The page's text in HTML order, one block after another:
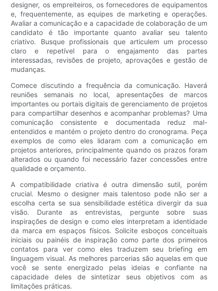
designer, os empreiteiros, os fornecedores de equipamentos
e, frequentemente, as equipes de marketing e operações.
Avaliar a comunicação e a capacidade de colaboração de um
candidato é tão importante quanto avaliar seu talento
criativo. Busque profissionais que articulem um processo
claro e repetível para o engajamento das partes
interessadas, revisões de projeto, aprovações e gestão de
mudanças.
Comece discutindo a frequência da comunicação. Haverá
reuniões semanais no local, apresentações de marcos
importantes ou portais digitais de gerenciamento de projetos
para compartilhar desenhos e acompanhar problemas? Uma
comunicação consistente e documentada reduz mal-
entendidos e mantém o projeto dentro do cronograma. Peça
exemplos de como eles lidaram com a comunicação em
projetos anteriores, principalmente quando os prazos foram
alterados ou quando foi necessário fazer concessões entre
qualidade e orçamento.
A compatibilidade criativa é outra dimensão sutil, porém
crucial. Mesmo o designer mais talentoso pode não ser a
escolha certa se sua sensibilidade estética divergir da sua
visão. Durante as entrevistas, pergunte sobre suas
inspirações de design e como eles interpretam a identidade
da marca em espaços físicos. Solicite esboços conceituais
iniciais ou painéis de inspiração como parte dos primeiros
contatos para ver como eles traduzem seu briefing em
linguagem visual. As melhores parcerias são aquelas em que
você se sente energizado pelas ideias e confiante na
capacidade deles de sintetizar seus objetivos com as
limitações práticas.